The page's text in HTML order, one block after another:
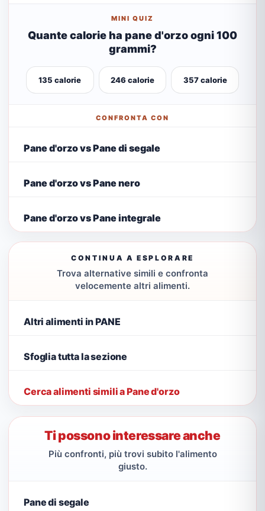
MINI QUIZ
Quante calorie ha pane d'orzo ogni 100
grammi?
135 calorie 246 calorie 357 calorie
CONFRONTA CON
Pane d'orzo vs Pane di segale
Pane d'orzo vs Pane nero
Pane d'orzo vs Pane integrale
CONTINUA A ESPLORARE
Trova alternative simili e confronta
velocemente altri alimenti.
Altri alimenti in PANE
Sfoglia tutta la sezione
Cerca alimenti simili a Pane d'orzo
Ti possono interessare anche
Più confronti, più trovi subito l'alimento
giusto.
Pane di segale